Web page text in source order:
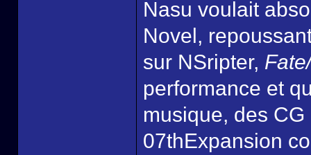
Nasu voulait
Novel,
sur NSripter,
performance et
musique, des CG
07thExpansion